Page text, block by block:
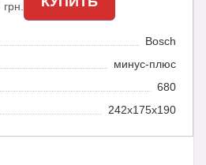
грн.
Bosch
минус-плюс
680
242x175x190